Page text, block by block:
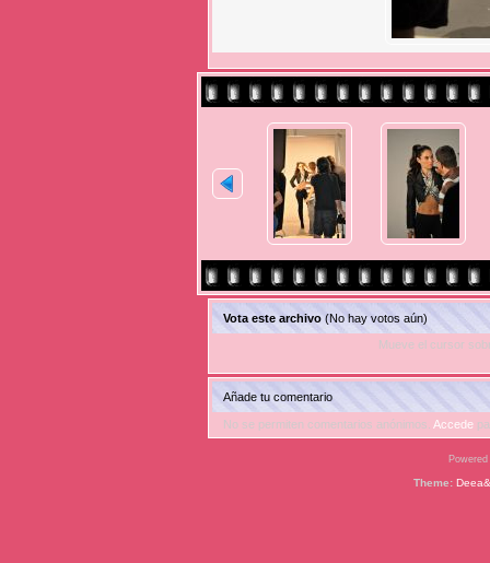
Vota este archivo (No hay votos aún)
Mueve el cursor
Añade tu comentario
No se permiten comentarios anónimos. Accede
Theme: